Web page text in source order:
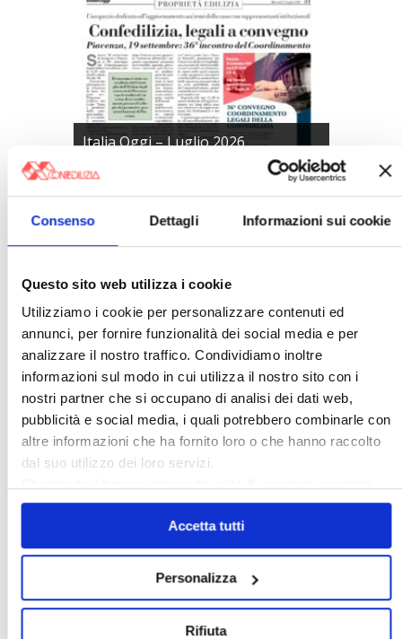
Consenso Dettagli Informazioni sui cookie
Questo sito web utilizza i cookie
Utilizziamo i cookie per personalizzare contenuti ed
annunci, per fornire funzionalità dei social media e per
analizzare il nostro traffico. Condividiamo inoltre
informazioni sul modo in cui utilizza il nostro sito con i
nostri partner che si occupano di analisi dei dati web,
pubblicità e social media, i quali potrebbero combinarle con
altre informazioni che ha fornito loro o che hanno raccolto
dal suo utilizzo dei loro servizi.
solo i cookie necessari.
Accetta tutti
Personalizza
Rifiuta
Italia Oggi – Luglio 2026
〉 Rubriche
〉 Notizie e Banche dati